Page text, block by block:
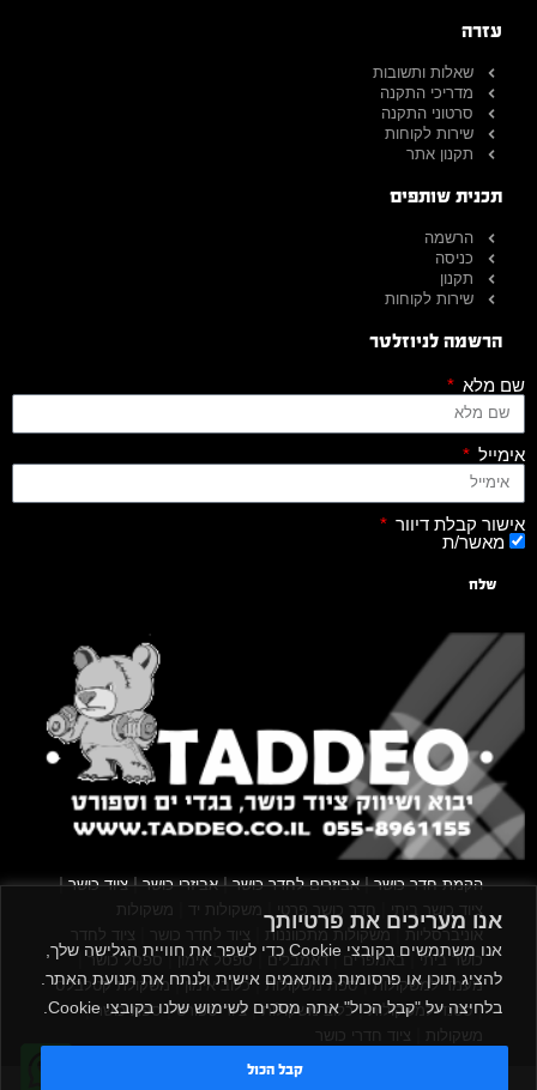
אנו מעריכים את פרטיותך
אנו משתמשים בקובצי Cookie כדי לשפר את חוויית הגלישה שלך,
להציג תוכן או פרסומות מותאמים אישית ולנתח את תנועת האתר.
בלחיצה על "קבל הכול" אתה מסכים לשימוש שלנו בקובצי Cookie.
קבל הכול
עזרה
שאלות ותשובות
מדריכי התקנה
סרטוני התקנה
שירות לקוחות
תקנון אתר
תכנית שותפים
הרשמה
כניסה
תקנון
שירות לקוחות
הרשמה לניוזלטר
שם מלא
אימייל
אישור קבלת דיוור
מאשר/ת
שלח
הקמת חדר כושר|אביזרים לחדר כושר|אביזרי כושר|ציוד כושר|
ציוד כושר ביתי חדר כושר פרטי משקולות יד
משקולות
אוניברסליות | משקולות מתכווננות ציוד לחדר כושר
ציוד לחדר
כושר ביתי|באמפרים |דאמבלים |ספסל אימון | ספסל כושר|
מעמד למשקולות|ספת משקולות |כלוב אימון|משקולת קטלבלס
|סטנד למשקולות|כלוב משקולות|ציוד ספורט|ספת כושר|
משקולות ציוד חדרי כושר